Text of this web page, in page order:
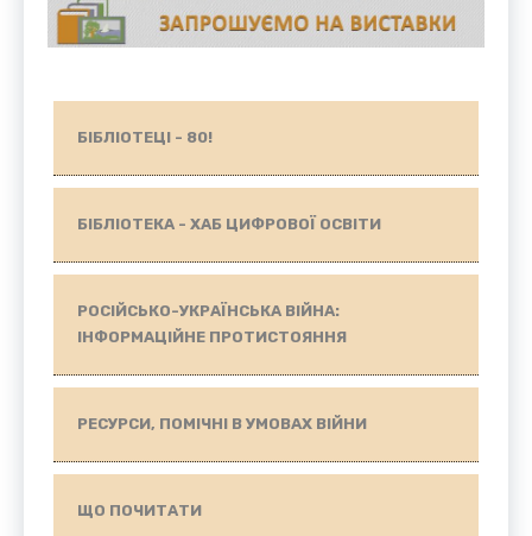
БІБЛІОТЕЦІ - 80!
БІБЛІОТЕКА - ХАБ ЦИФРОВОЇ ОСВІТИ
РОСІЙСЬКО-УКРАЇНСЬКА ВІЙНА:
ІНФОРМАЦІЙНЕ ПРОТИСТОЯННЯ
РЕСУРСИ, ПОМІЧНІ В УМОВАХ ВІЙНИ
ЩО ПОЧИТАТИ